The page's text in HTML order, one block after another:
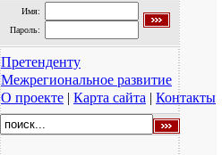
Имя:
Пароль:
Претенденту
Межрегиональное развитие
О проекте | Карта сайта | Контакты